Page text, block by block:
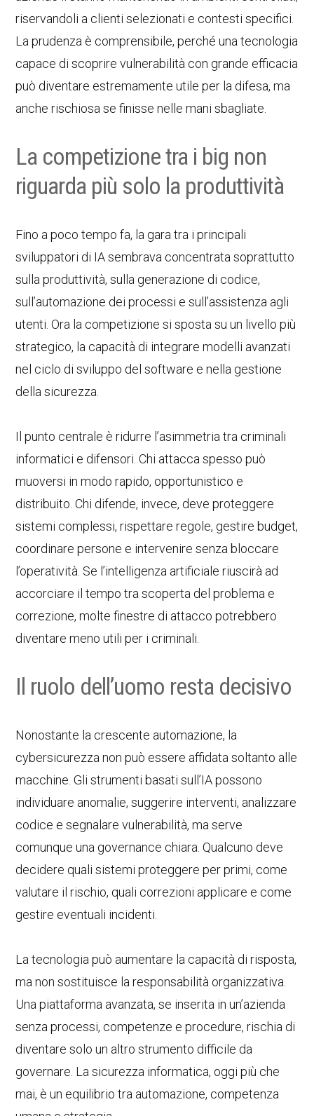
riservandoli a clienti selezionati e contesti specifici.
La prudenza è comprensibile, perché una tecnologia
capace di scoprire vulnerabilità con grande efficacia
può diventare estremamente utile per la difesa, ma
anche rischiosa se finisse nelle mani sbagliate.
La competizione tra i big non
riguarda più solo la produttività
Fino a poco tempo fa, la gara tra i principali
sviluppatori di IA sembrava concentrata soprattutto
sulla produttività, sulla generazione di codice,
sull’automazione dei processi e sull’assistenza agli
utenti. Ora la competizione si sposta su un livello più
strategico, la capacità di integrare modelli avanzati
nel ciclo di sviluppo del software e nella gestione
della sicurezza.
Il punto centrale è ridurre l’asimmetria tra criminali
informatici e difensori. Chi attacca spesso può
muoversi in modo rapido, opportunistico e
distribuito. Chi difende, invece, deve proteggere
sistemi complessi, rispettare regole, gestire budget,
coordinare persone e intervenire senza bloccare
l’operatività. Se l’intelligenza artificiale riuscirà ad
accorciare il tempo tra scoperta del problema e
correzione, molte finestre di attacco potrebbero
diventare meno utili per i criminali.
Il ruolo dell’uomo resta decisivo
Nonostante la crescente automazione, la
cybersicurezza non può essere affidata soltanto alle
macchine. Gli strumenti basati sull’IA possono
individuare anomalie, suggerire interventi, analizzare
codice e segnalare vulnerabilità, ma serve
comunque una governance chiara. Qualcuno deve
decidere quali sistemi proteggere per primi, come
valutare il rischio, quali correzioni applicare e come
gestire eventuali incidenti.
La tecnologia può aumentare la capacità di risposta,
ma non sostituisce la responsabilità organizzativa.
Una piattaforma avanzata, se inserita in un’azienda
senza processi, competenze e procedure, rischia di
diventare solo un altro strumento difficile da
governare. La sicurezza informatica, oggi più che
mai, è un equilibrio tra automazione, competenza